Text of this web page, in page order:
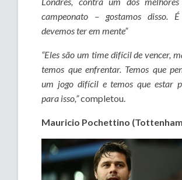
campeonato – gostamos disso.
devemos ter em mente”
“Eles são um time difícil de vencer,
temos que enfrentar. Temos que
um jogo difícil e temos que estar
para isso,”completou.
Mauricio Pochettino